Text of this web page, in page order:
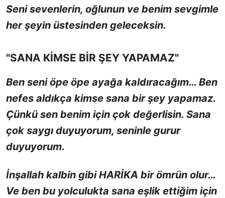
Seni sevenlerin, oğlunun ve benim sevgimle
her şeyin üstesinden geleceksin.
"SANA KİMSE BİR ŞEY YAPAMAZ"
Ben seni öpe öpe ayağa kaldıracağım… Ben
nefes aldıkça kimse sana bir şey yapamaz.
Çünkü sen benim için çok değerlisin. Sana
çok saygı duyuyorum, seninle gurur
duyuyorum.
İnşallah kalbin gibi HARİKA bir ömrün olur…
Ve ben bu yolculukta sana eşlik ettiğim için